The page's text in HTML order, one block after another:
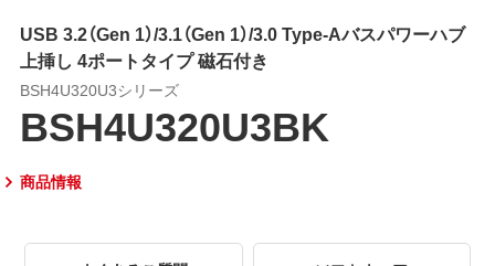
USB 3.2（Gen 1）/3.1（Gen 1）/3.0 Type-Aバスパワーハブ
上挿し 4ポートタイプ 磁石付き
BSH4U320U3シリーズ
BSH4U320U3BK
商品情報